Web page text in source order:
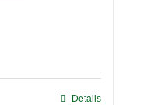
Details